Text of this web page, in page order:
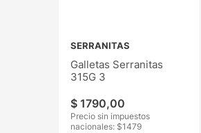
SERRANITAS
Galletas Serranitas
315G 3
$ 1790,00
Precio sin impuestos
nacionales: $1479